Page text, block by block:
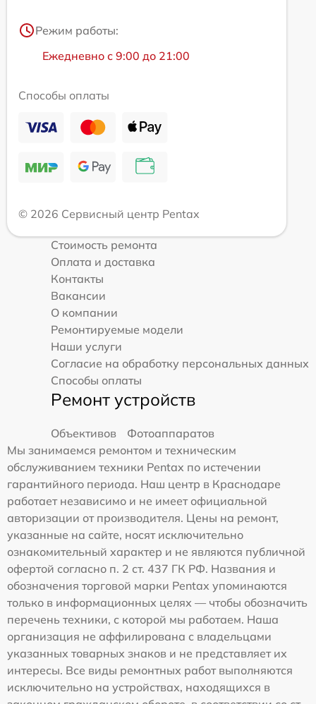
Режим работы:
Ежедневно с 9:00 до 21:00
Способы оплаты
© 2026 Сервисный центр Pentax
Стоимость ремонта
Оплата и доставка
Контакты
Вакансии
О компании
Ремонтируемые модели
Наши услуги
Согласие на обработку персональных данных
Способы оплаты
Ремонт устройств
Объективов
Фотоаппаратов
Мы занимаемся ремонтом и техническим
обслуживанием техники Pentax по истечении
гарантийного периода. Наш центр в Краснодаре
работает независимо и не имеет официальной
авторизации от производителя. Цены на ремонт,
указанные на сайте, носят исключительно
ознакомительный характер и не являются публичной
офертой согласно п. 2 ст. 437 ГК РФ. Названия и
обозначения торговой марки Pentax упоминаются
только в информационных целях — чтобы обозначить
перечень техники, с которой мы работаем. Наша
организация не аффилирована с владельцами
указанных товарных знаков и не представляет их
интересы. Все виды ремонтных работ выполняются
исключительно на устройствах, находящихся в